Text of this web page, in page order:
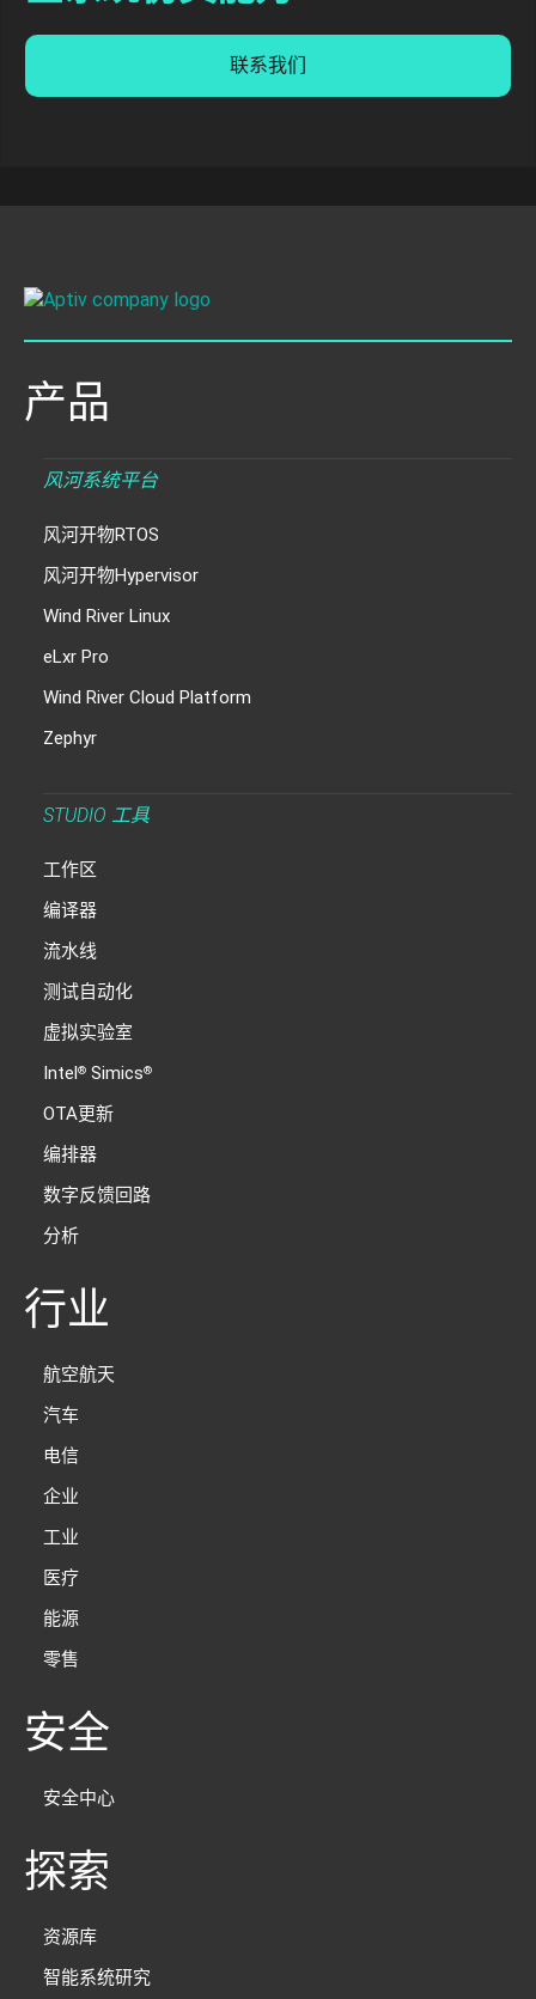
联系我们
产品
风河系统平台
风河开物RTOS
风河开物Hypervisor
Wind River Linux
eLxr Pro
Wind River Cloud Platform
Zephyr
STUDIO 工具
工作区
编译器
流水线
测试自动化
虚拟实验室
Intel® Simics®
OTA更新
编排器
数字反馈回路
分析
行业
航空航天
汽车
电信
企业
工业
医疗
能源
零售
安全
安全中心
探索
资源库
智能系统研究